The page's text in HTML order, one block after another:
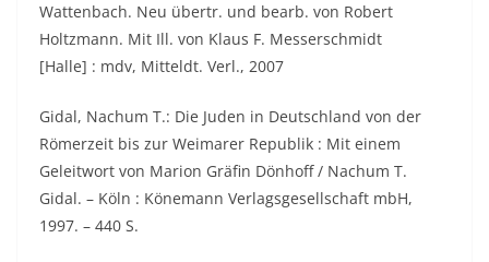
Wattenbach. Neu übertr. und bearb. von Robert
Holtzmann. Mit Ill. von Klaus F. Messerschmidt
[Halle] : mdv, Mitteldt. Verl., 2007
Gidal, Nachum T.: Die Juden in Deutschland von der
Römerzeit bis zur Weimarer Republik : Mit einem
Geleitwort von Marion Gräfin Dönhoff / Nachum T.
Gidal. – Köln : Könemann Verlagsgesellschaft mbH,
1997. – 440 S.